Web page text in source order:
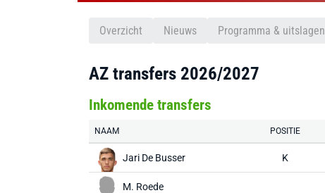
Overzicht Nieuws Programma & uitslagen
AZ transfers 2026/2027
Inkomende transfers
NAAM POSITIE
Jari De Busser K
M. Roede